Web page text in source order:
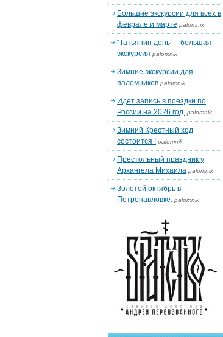
Большие экскурсии для всех в
феврале и марте palomnik
“Татьянин день” – большая
экскурсия palomnik
Зимние экскурсии для
паломников palomnik
Идет запись в поездки по
России на 2026 год. palomnik
Зимний Крестный ход
состоится ! palomnik
Престольный праздник у
Архангела Михаила palomnik
Золотой октябрь в
Петропавловке. palomnik